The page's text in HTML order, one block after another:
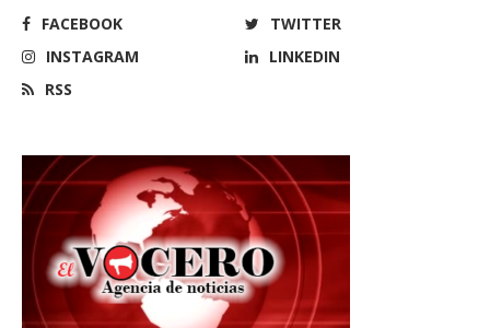
FACEBOOK
TWITTER
INSTAGRAM
LINKEDIN
RSS